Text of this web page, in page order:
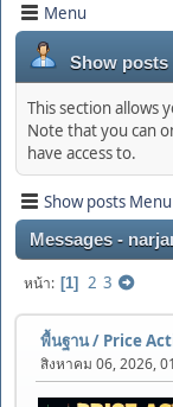
Menu
Show posts
This section allows
Note that you can
have access to.
Show posts Menu
Messages -
หน้า 1 2 3
พื้นฐาน/ Price
สิงหาคม 06, 2026,